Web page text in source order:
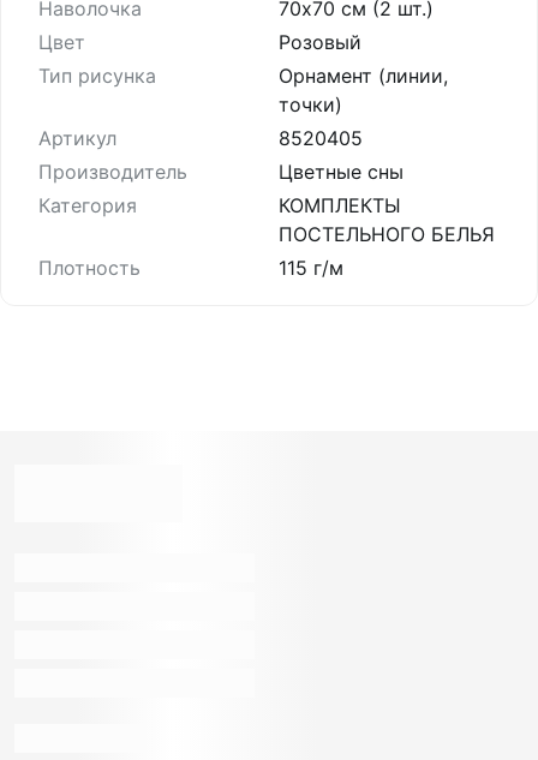
Наволочка
70х70 см (2 шт.)
Цвет
Розовый
Тип рисунка
Орнамент (линии,
точки)
Артикул
8520405
Производитель
Цветные сны
Категория
КОМПЛЕКТЫ
ПОСТЕЛЬНОГО БЕЛЬЯ
Плотность
115 г/м